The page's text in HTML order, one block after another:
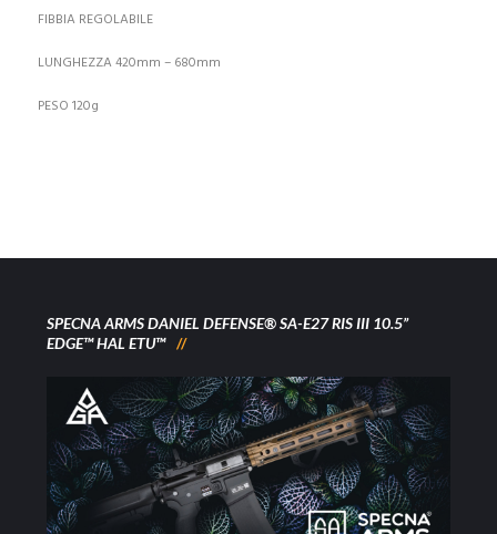
FIBBIA REGOLABILE
LUNGHEZZA 420mm – 680mm
PESO 120g
SPECNA ARMS DANIEL DEFENSE® SA-E27 RIS III 10.5”
EDGE™ HAL ETU™